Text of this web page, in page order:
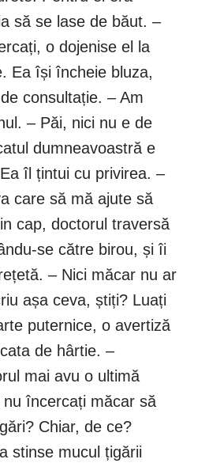
să se lase de băut. –
o dojenise el la
Ea își încheie bluza,
consultație. – Am
– Păi, nici nu e de
dumneavoastră e
îl țintui cu privirea. –
care să mă ajute să
cap, doctorul traversă
se către birou, și îi
– Nici măcar nu ar
așa ceva, știți? Luați
puternice, o avertiză
de hârtie. –
mai avu o ultimă
încercați măcar să
Chiar, de ce?
stinse mucul țigării